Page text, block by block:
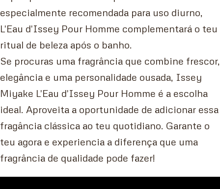
especialmente recomendada para uso diurno,
L'Eau d'Issey Pour Homme complementará o teu
ritual de beleza após o banho.
Se procuras uma fragrância que combine frescor,
elegância e uma personalidade ousada, Issey
Miyake L'Eau d'Issey Pour Homme é a escolha
ideal. Aproveita a oportunidade de adicionar essa
fragância clássica ao teu quotidiano. Garante o
teu agora e experiencia a diferença que uma
fragrância de qualidade pode fazer!